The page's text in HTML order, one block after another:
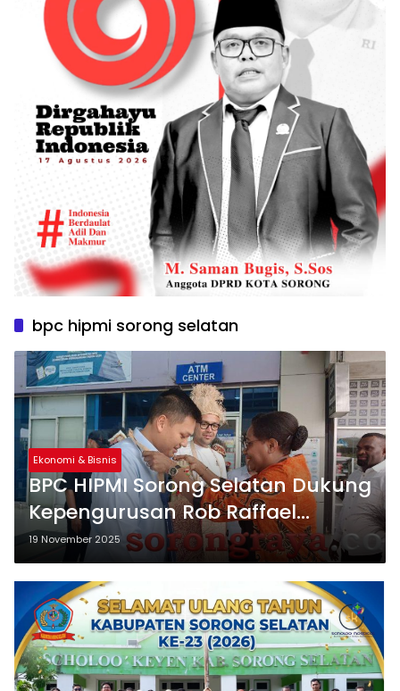
bpc hipmi sorong selatan
Ekonomi & Bisnis
BPC HIPMI Sorong Selatan Dukung
Kepengurusan Rob Raffael
Kardinal
19 November 2025